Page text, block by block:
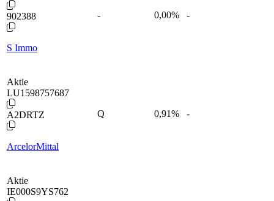
902388
S Immo
- 0,00% -
Aktie
LU1598757687
A2DRTZ
ArcelorMittal
Q 0,91% -
Aktie
IE000S9YS762